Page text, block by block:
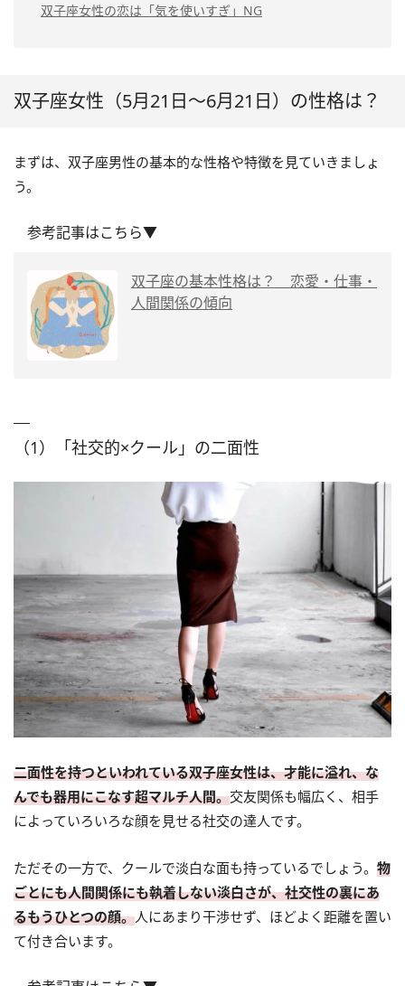
双子座女性の恋は「気を使いすぎ」NG
双子座女性（5月21日～6月21日）の性格は？
まずは、双子座男性の基本的な性格や特徴を見ていきましょ
う。
参考記事はこちら▼
双子座の基本性格は？ 恋愛・仕事・
人間関係の傾向
（1）「社交的×クール」の二面性
二面性を持つといわれている双子座女性は、才能に溢れ、な
んでも器用にこなす超マルチ人間。交友関係も幅広く、相手
によっていろいろな顔を見せる社交の達人です。
ただその一方で、クールで淡白な面も持っているでしょう。 物
ごとにも人間関係にも執着しない淡白さが、社交性の裏にあ
るもうひとつの顔。人にあまり干渉せず、ほどよく距離を置い
て付き合います。